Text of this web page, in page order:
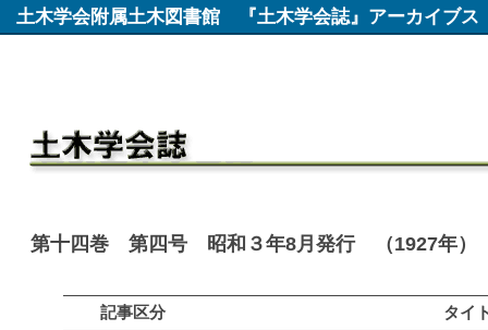
土木学会附属土木図書館 『土木学会誌』アーカイブス
第十四巻 第四号 昭和３年8月発行 （1927年）
記事区分
タイ